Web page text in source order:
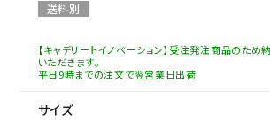
送料別
【キャデリートイノベーション】受注発注商品のため
いただきます。
平日9時までの注文で翌営業日出荷
サイズ